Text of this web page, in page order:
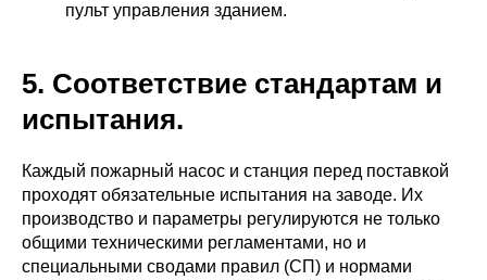
пульт управления зданием.
5. Соответствие стандартам и
испытания.
Каждый пожарный насос и станция перед поставкой
проходят обязательные испытания на заводе. Их
производство и параметры регулируются не только
общими техническими регламентами, но и
специальными сводами правил (СП) и нормами